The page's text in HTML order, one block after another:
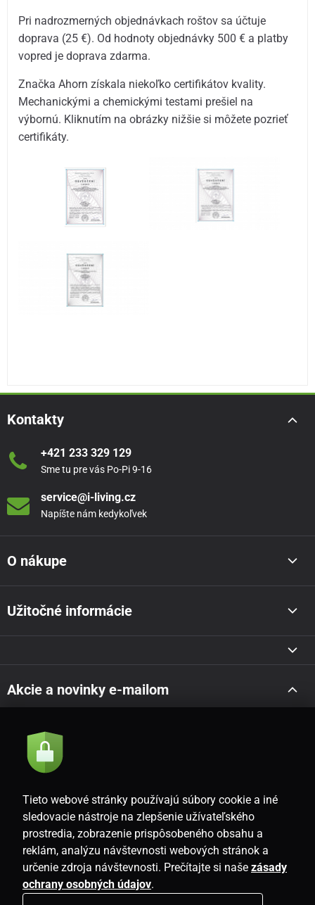
Pri nadrozmerných objednávkach roštov sa účtuje
doprava (25 €). Od hodnoty objednávky 500 € a platby
vopred je doprava zdarma.
Značka Ahorn získala niekoľko certifikátov kvality.
Mechanickými a chemickými testami prešiel na
výbornú. Kliknutím na obrázky nižšie si môžete pozrieť
certifikáty.
Kontakty
+421 233 329 129
Sme tu pre vás Po-Pi 9-16
service@i-living.cz
Napíšte nám kedykoľvek
O nákupe
Užitočné informácie
Akcie a novinky e-mailom
Súhlasím so
SK
Tieto webové stránky používajú súbory cookie a iné
sledovacie nástroje na zlepšenie užívateľského
prostredia, zobrazenie prispôsobeného obsahu a
reklám, analýzu návštevnosti webových stránok a
určenie zdroja návštevnosti. Prečítajte si naše zásady
ochrany osobných údajov.